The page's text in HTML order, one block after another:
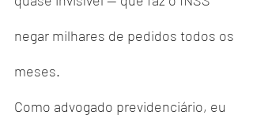
negar milhares de pedidos todos os
meses.
Como advogado previdenciário, eu